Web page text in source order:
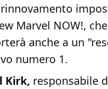
Marvel NOW!,
anche a un
numero 1.
Kirk, responsabile